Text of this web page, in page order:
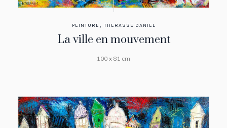
PEINTURE , THERASSE DANIEL
La ville en mouvement
100 x 81 cm